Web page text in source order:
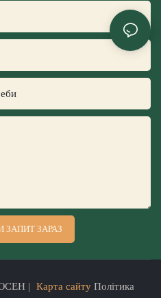
ЗАПИТ ЗАРАЗ
| Карта сайту Політика